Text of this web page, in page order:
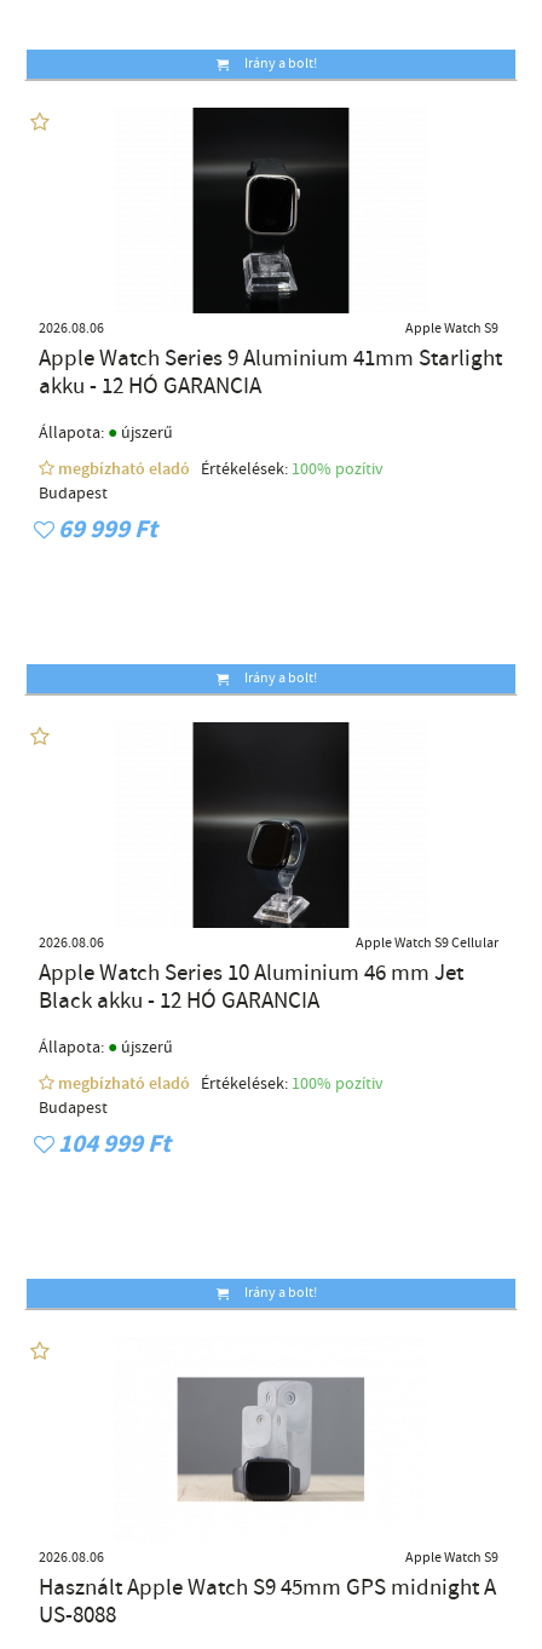
Irány a bolt!
2026.08.06 Apple Watch S9
Apple Watch Series 9 Aluminium 41mm Starlight
akku - 12 HÓ GARANCIA
Állapota: ● újszerű
megbízható eladó
Értékelések: 100% pozítiv
Budapest
69 999 Ft
Irány a bolt!
2026.08.06 Apple Watch S9 Cellular
Apple Watch Series 10 Aluminium 46 mm Jet
Black akku - 12 HÓ GARANCIA
Állapota: ● újszerű
megbízható eladó
Értékelések: 100% pozítiv
Budapest
104 999 Ft
Irány a bolt!
2026.08.06 Apple Watch S9
Használt Apple Watch S9 45mm GPS midnight A
US-8088